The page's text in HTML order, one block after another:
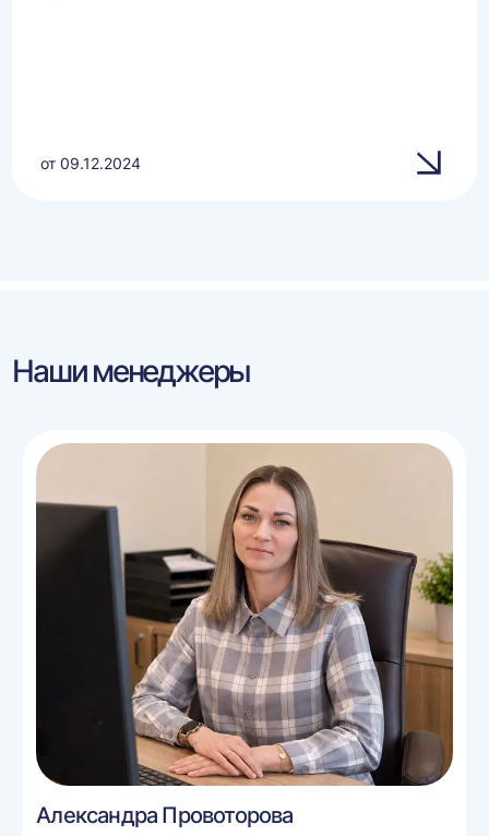
от 09.12.2024
Наши менеджеры
Александра Провоторова